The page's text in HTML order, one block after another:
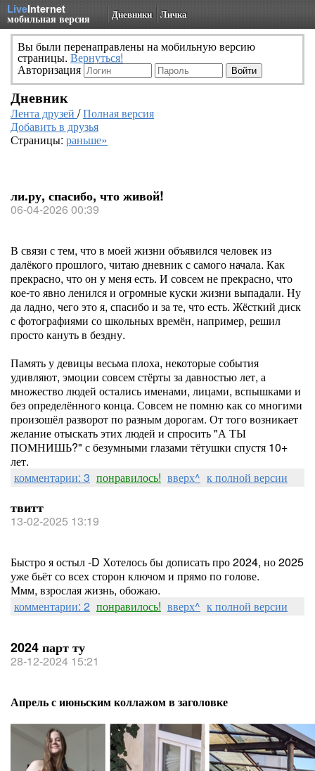
LiveInternet
мобильная версия Дневники Личка
Вы были перенаправлены на мобильную версию
страницы. Вернуться!
Авторизация
Дневник
Лента друзей /Полная версия
Добавить в друзья
Страницы: раньше»
ли.ру, спасибо, что живой!
06-04-2026 00:39
В связи с тем, что в моей жизни объявился человек из
далёкого прошлого, читаю дневник с самого начала. Как
прекрасно, что он у меня есть. И совсем не прекрасно, что
кое-то явно ленился и огромные куски жизни выпадали. Ну
да ладно, чего это я, спасибо и за те, что есть. Жёсткий диск
с фотографиями со школьных времён, например, решил
просто кануть в бездну.
Память у девицы весьма плоха, некоторые события
удивляют, эмоции совсем стёрты за давностью лет, а
множество людей остались именами, лицами, вспышками и
без определённого конца. Совсем не помню как со многими
произошёл разворот по разным дорогам. От того возникает
желание отыскать этих людей и спросить "А ТЫ
ПОМНИШЬ?" с безумными глазами тётушки спустя 10+
лет.
комментарии: 3 понравилось! вверх^ к полной версии
твитт
13-02-2025 13:19
Быстро я остыл -D Хотелось бы дописать про 2024, но 2025
уже бьёт со всех сторон ключом и прямо по голове.
Ммм, взрослая жизнь, обожаю.
комментарии: 2 понравилось! вверх^ к полной версии
2024 парт ту
28-12-2024 15:21
Апрель с июньским коллажом в заголовке